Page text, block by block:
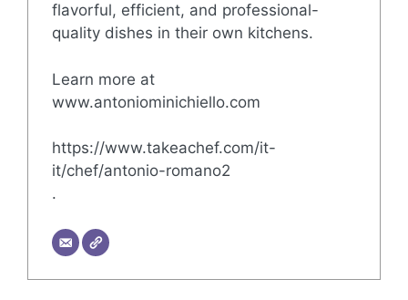
flavorful, efficient, and professional-
quality dishes in their own kitchens.
Learn more at
www.antoniominichiello.com
https://www.takeachef.com/it-
it/chef/antonio-romano2
.